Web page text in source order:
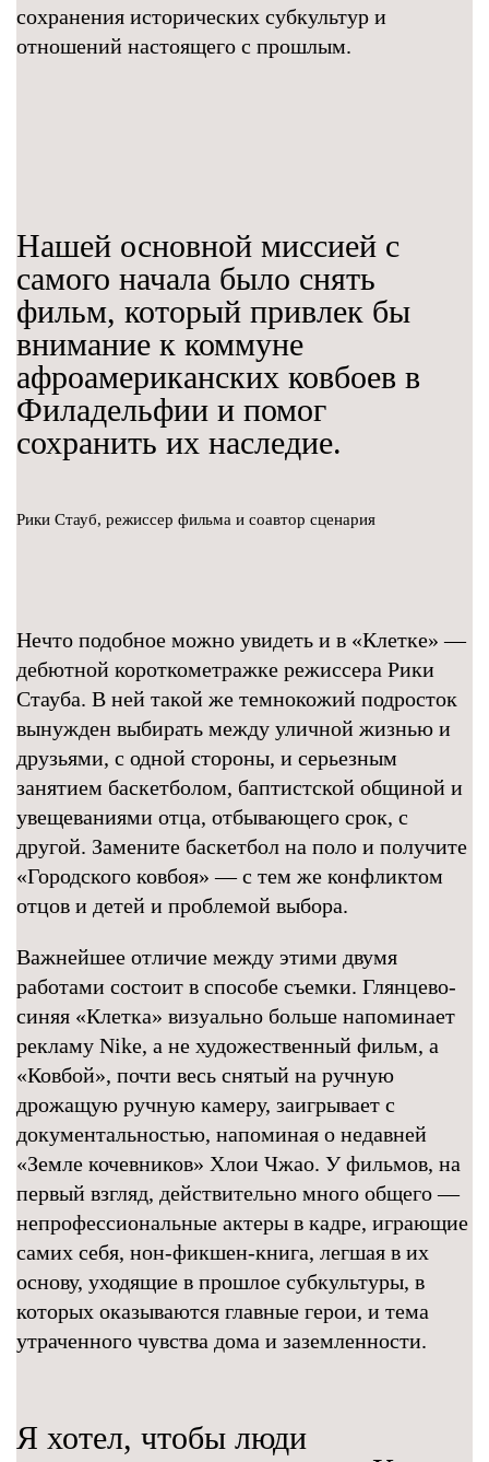
сохранения исторических субкультур и
отношений настоящего с прошлым.
Нашей основной миссией с
самого начала было снять
фильм, который привлек бы
внимание к коммуне
афроамериканских ковбоев в
Филадельфии и помог
сохранить их наследие.
Рики Стауб, режиссер фильма и соавтор сценария
Нечто подобное можно увидеть и в «Клетке» —
дебютной короткометражке режиссера Рики
Стауба. В ней такой же темнокожий подросток
вынужден выбирать между уличной жизнью и
друзьями, с одной стороны, и серьезным
занятием баскетболом, баптистской общиной и
увещеваниями отца, отбывающего срок, с
другой. Замените баскетбол на поло и получите
«Городского ковбоя» — с тем же конфликтом
отцов и детей и проблемой выбора.
Важнейшее отличие между этими двумя
работами состоит в способе съемки. Глянцево-
синяя «Клетка» визуально больше напоминает
рекламу Nike, а не художественный фильм, а
«Ковбой», почти весь снятый на ручную
дрожащую ручную камеру, заигрывает с
документальностью, напоминая о недавней
«Земле кочевников» Хлои Чжао. У фильмов, на
первый взгляд, действительно много общего —
непрофессиональные актеры в кадре, играющие
самих себя, нон-фикшен-книга, легшая в их
основу, уходящие в прошлое субкультуры, в
которых оказываются главные герои, и тема
утраченного чувства дома и заземленности.
Я хотел, чтобы люди